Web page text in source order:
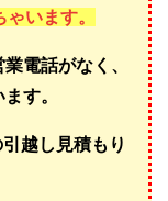
います。
電話がなく、
す。
越し見積もり